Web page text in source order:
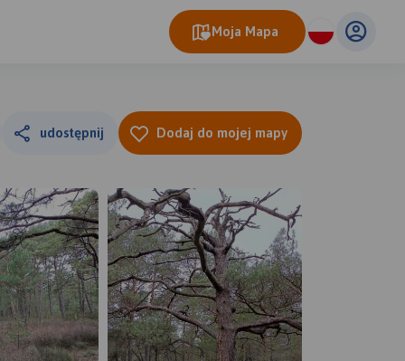
Moja Mapa
udostępnij Dodaj do mojej mapy